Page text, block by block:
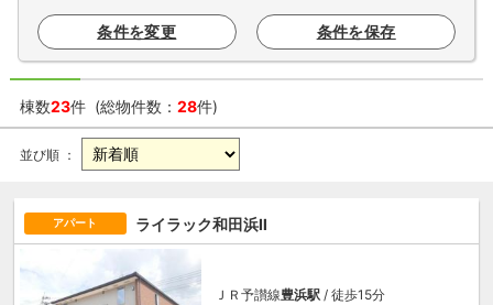
条件を変更 条件を保存
棟数23件 (総物件数： 28件)
並び順 ：
アパート ライラック和田浜Ⅱ
ＪＲ予讃線豊浜駅 / 徒歩15分